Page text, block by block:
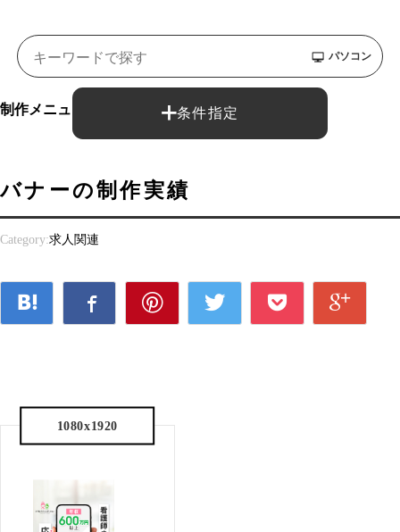
条件指定
パソコン
制作メニュー： バナー制作
バナーの制作実績
Category:求人関連
1080x1920